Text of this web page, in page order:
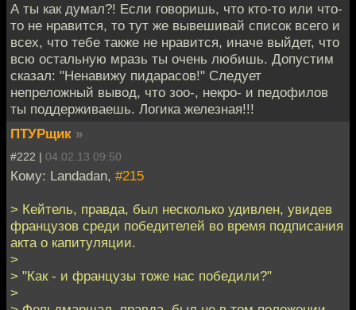
А ты как думал?! Если говоришь, что кто-то или что-
то не нравится, то тут же вывешивай список всего и
всех, что тебе также не нравится, иначе выйдет, что
всю остальную мразь ты очень любишь. Допустим
сказал: "Ненавижу пидарасов!" Следует
непреложный вывод, что зоо-, некро- и педофилов
ты поддерживаешь. Логика железная!!!
ПТУРщик »
#222 | 04.02.13 09:50
Кому: Landadan, #215
> Кейтель, правда, был несколько удивлен, увидев
французов среди победителей во время подписания
акта о капитуляции.
>
> "Как - и французы тоже нас победили?"
>